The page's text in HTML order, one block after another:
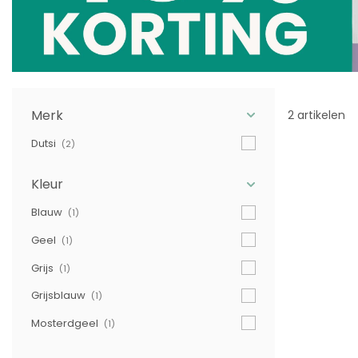
Merk
Dutsi (2)
Kleur
Blauw (1)
Geel (1)
Grijs (1)
Grijsblauw (1)
Mosterdgeel (1)
2 artikelen